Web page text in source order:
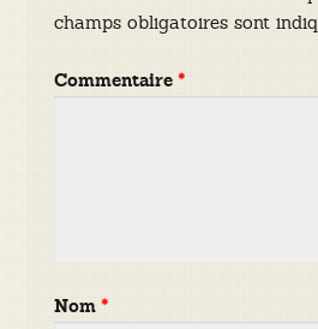
champs obligatoires sont
Commentaire*
Nom*